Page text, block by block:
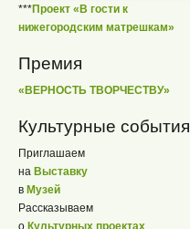
***Проект «В гости к
нижегородским матрешкам»
Премия
«ВЕРНОСТЬ ТВОРЧЕСТВУ»
Культурные события
Приглашаем
на Выставку
в Музей
Рассказываем